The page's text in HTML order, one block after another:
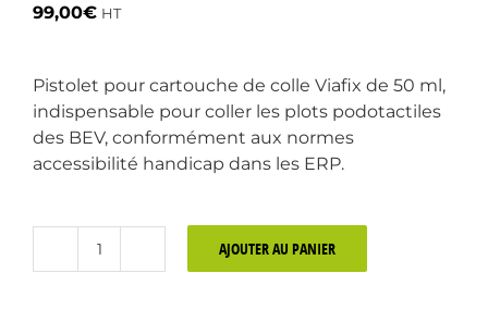
99,00€ HT
Pistolet pour cartouche de colle Viafix de 50 ml,
indispensable pour coller les plots podotactiles
des BEV, conformément aux normes
accessibilité handicap dans les ERP.
quantité
AJOUTER AU PANIER